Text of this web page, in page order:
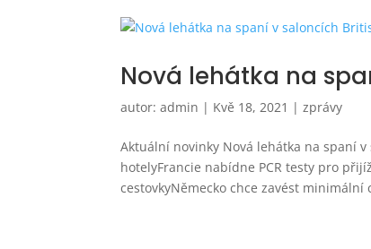
Nová lehátka na
autor:admin | Kvě 18, 2021 |zprávy
Aktuální novinky Nová lehátka na spaní
hotelyFrancie nabídne PCR testy pro
cestovkyNěmecko chce zavést minimální